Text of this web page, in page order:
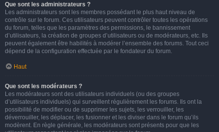
Que sont les administrateurs ?
Les administrateurs sont les membres possédant le plus haut niveau de
contrôle sur le forum. Ces utilisateurs peuvent contrôler toutes les opérations
du forum, telles que les paramètres des permissions, le bannissement
d’utilisateurs, la création de groupes d’utilisateurs ou de modérateurs, etc. Ils
peuvent également être habilités à modérer l’ensemble des forums. Tout ceci
dépend de la configuration effectuée par le fondateur du forum.
Haut
Que sont les modérateurs ?
Les modérateurs sont des utilisateurs individuels (ou des groupes
d’utilisateurs individuels) qui surveillent régulièrement les forums. Ils ont la
possibilité de modifier ou de supprimer les sujets, les verrouiller, les
déverrouiller, les déplacer, les fusionner et les diviser dans le forum qu’ils
modèrent. En règle générale, les modérateurs sont présents pour que les